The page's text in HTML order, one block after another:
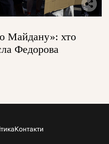
Майдану»: хто
Федорова
Контакти